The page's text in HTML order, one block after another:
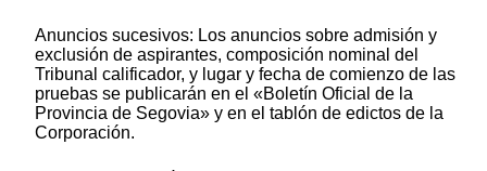
Anuncios sucesivos: Los anuncios sobre admisión y
exclusión de aspirantes, composición nominal del
Tribunal calificador, y lugar y fecha de comienzo de las
pruebas se publicarán en el «Boletín Oficial de la
Provincia de Segovia» y en el tablón de edictos de la
Corporación.